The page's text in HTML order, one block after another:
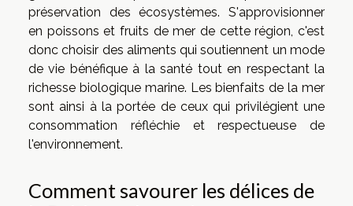
préservation des écosystèmes. S'approvisionner
en poissons et fruits de mer de cette région, c'est
donc choisir des aliments qui soutiennent un mode
de vie bénéfique à la santé tout en respectant la
richesse biologique marine. Les bienfaits de la mer
sont ainsi à la portée de ceux qui privilégient une
consommation réfléchie et respectueuse de
l'environnement.
Comment savourer les délices de